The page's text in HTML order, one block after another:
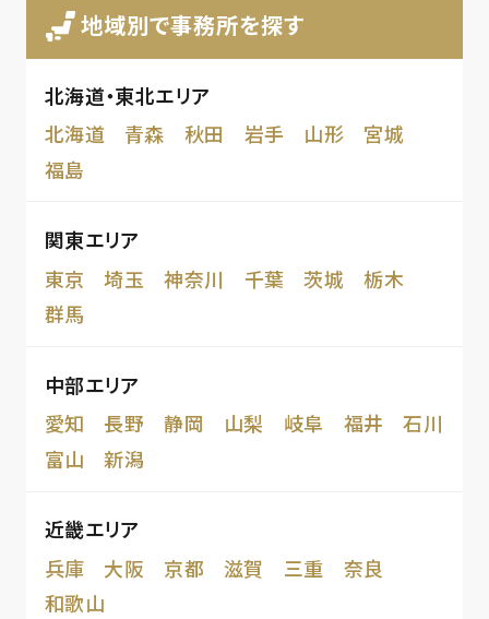
地域別で事務所を探す
北海道・東北エリア
北海道
青森 秋田 岩手 山形
宮城
福島
関東エリア
東京
埼玉 神奈川 千葉 茨城
栃木
群馬
中部エリア
愛知
長野 静岡 山梨 岐阜 福井
石川
富山
新潟
近畿エリア
兵庫
大阪 京都 滋賀 三重
奈良
和歌山